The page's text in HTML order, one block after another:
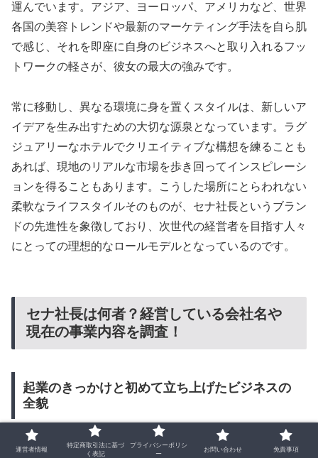
運んでいます。アジア、ヨーロッパ、アメリカなど、世界
各国の美容トレンドや最新のマーケティング手法を自ら肌
で感じ、それを即座に自身のビジネスへと取り入れるフッ
トワークの軽さが、彼女の最大の強みです。
常に移動し、異なる環境に身を置くスタイルは、新しいア
イデアを生み出すための大切な源泉となっています。ラグ
ジュアリーなホテルでクリエイティブな構想を練ることも
あれば、現地のリアルな市場を歩き回ってインスピレーシ
ョンを得ることもあります。こうした場所にとらわれない
柔軟なライフスタイルそのものが、セナ社長というブラン
ドの先進性を象徴しており、次世代の経営者を目指す人々
にとっての理想的なロールモデルとなっているのです。
セナ社長は何者？経営している会社名や
現在の事業内容を調査！
起業のきっかけと初めて立ち上げたビジネスの
全貌
運営者情報
特定商取引法に基づ
く表記
プライバシーポリシ
ー
お問い合わせ 免責事項